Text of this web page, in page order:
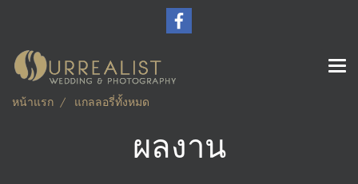
หน้าแรก แกลลอรี่ทั้งหมด
ผลงาน